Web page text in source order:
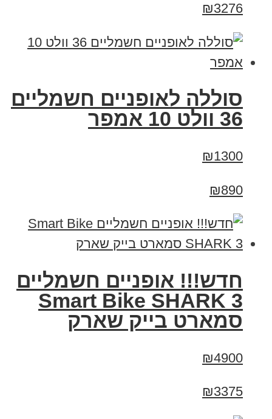
₪3276
סוללה לאופניים חשמליים
36 וולט 10 אמפר
₪1300
₪890
חדש!!! אופניים חשמליים
Smart Bike SHARK 3
סמארט בייק שארק
₪4900
₪3375